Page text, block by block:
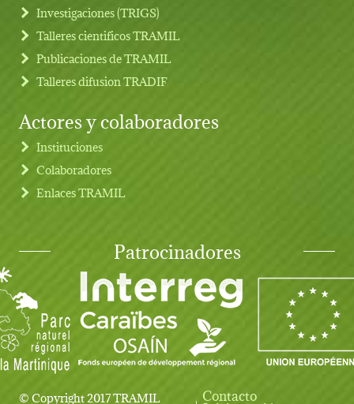
Investigaciones (TRIGS)
Talleres cientificos TRAMIL
Publicaciones de TRAMIL
Talleres difusion TRADIF
Actores y colaboradores
Instituciones
Colaboradores
Enlaces TRAMIL
Patrocinadores
© Copyright 2017 TRAMIL Contacto